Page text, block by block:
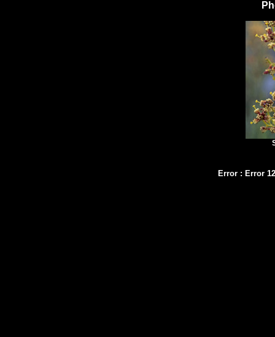
Error : Error